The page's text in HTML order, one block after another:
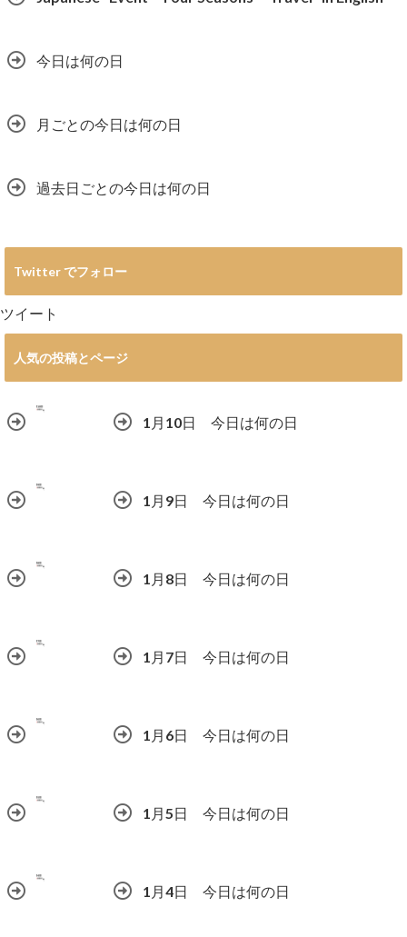
今日は何の日
月ごとの今日は何の日
過去日ごとの今日は何の日
Twitter でフォロー
ツイート
人気の投稿とページ
1月10日 今日は何の日
1月9日 今日は何の日
1月8日 今日は何の日
1月7日 今日は何の日
1月6日 今日は何の日
1月5日 今日は何の日
1月4日 今日は何の日